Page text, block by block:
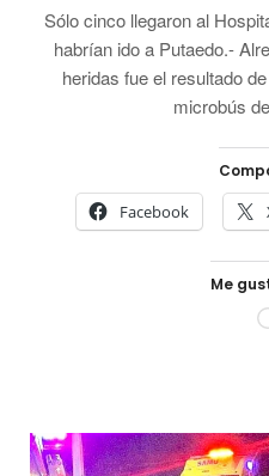
Sólo cinco llegaron al
habrían ido a Putaedo.-
heridas fue el resultado
microbús
Facebook
Me